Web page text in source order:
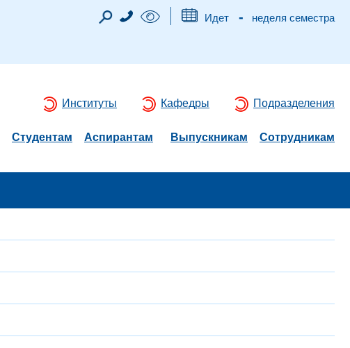
Идет - неделя семестра
Институты Кафедры Подразделения
Студентам Аспирантам Выпускникам Сотрудникам